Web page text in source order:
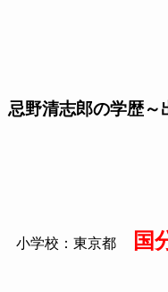
忌野清志郎の学歴～
小学校：東京都 国